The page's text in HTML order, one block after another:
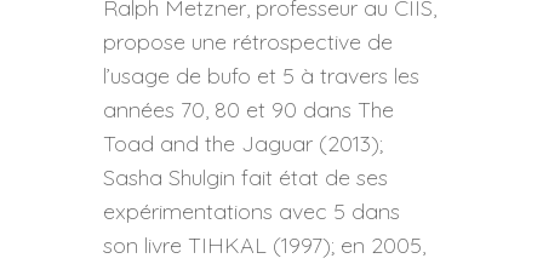
Ralph Metzner, professeur au CIIS,
propose une rétrospective de
l’usage de bufo et 5 à travers les
années 70, 80 et 90 dans The
Toad and the Jaguar (2013);
Sasha Shulgin fait état de ses
expérimentations avec 5 dans
son livre TIHKAL (1997); en 2005,